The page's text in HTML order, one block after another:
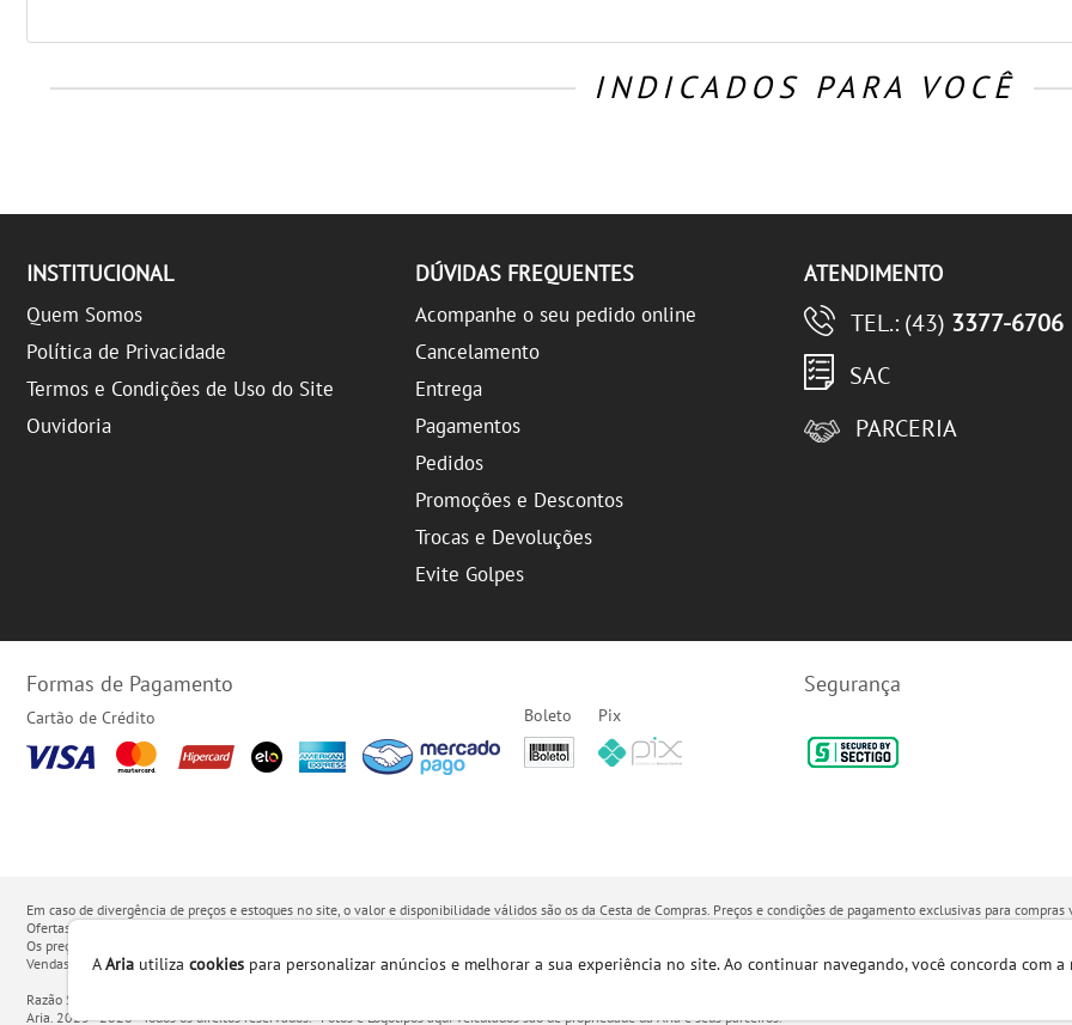
INDICADOS PARA VOCÊ
INSTITUCIONAL
Quem Somos
Política de Privacidade
Termos e Condições de Uso do Site
Ouvidoria
DÚVIDAS FREQUENTES
Acompanhe o seu pedido online
Cancelamento
Entrega
Pagamentos
Pedidos
Promoções e Descontos
Trocas e Devoluções
Evite Golpes
ATENDIMENTO
TEL.: (43) 3377-6706
SAC
PARCERIA
Formas de Pagamento
Cartão de Crédito Boleto Pix
Segurança
Em caso de divergência de preços e estoques no site, o valor e disponibilidade válidos são os da Cesta de Compras. Preços e condições de pagamento exclusivas para
Ofertas válidas até o término de nossos estoques.
Os preços apresentados no site prevalecem sobre outros anunciados em qualquer outro meio de comunicação ou sites de buscas. Código de Defesa do Consumidor:
Vendas sujeitas à confirmação de dados e análises de crédito e risco.
Razão Social: Hayamax Distribuidora de Produtos Eletrônicos Ltda - CNPJ: 01.725.627/0007-68 - Endereço: R. João Marques de Nobrega, 300 - Fundos lado esquerdo, Sala B -
Aria. 2023 - 2026 - Todos os direitos reservados. - Fotos e Logotipos aqui veiculados são de propriedade da Aria e seus parceiros.
AAria utiliza cookies para personalizar anúncios e melhorar a sua experiência no site. Ao continuar navegando, você concorda com a